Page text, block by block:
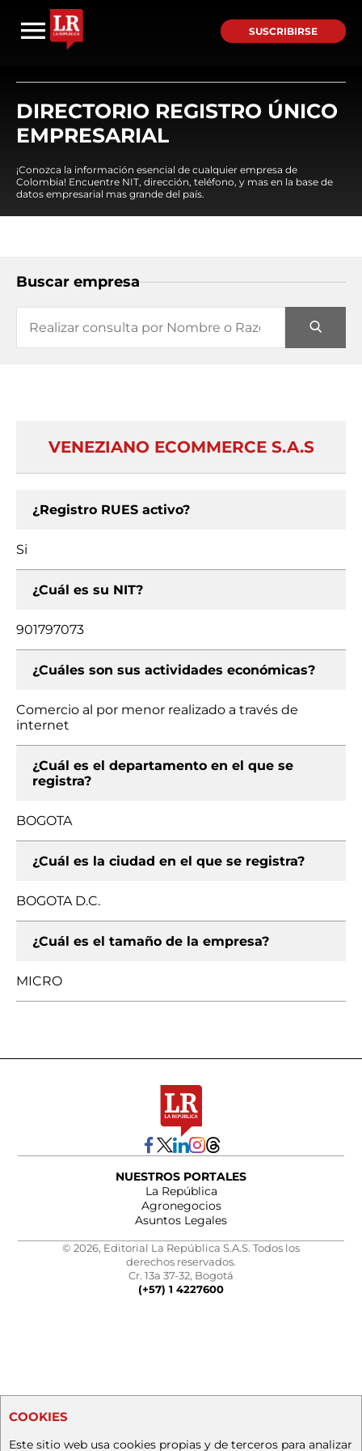
SUSCRIBIRSE
DIRECTORIO REGISTRO ÚNICO
EMPRESARIAL
¡Conozca la información esencial de cualquier empresa de
Colombia! Encuentre NIT, dirección, teléfono, y mas en la base de
datos empresarial mas grande del país.
Buscar empresa
VENEZIANO ECOMMERCE S.A.S
¿Registro RUES activo?
Si
¿Cuál es su NIT?
901797073
¿Cuáles son sus actividades económicas?
Comercio al por menor realizado a través de
internet
¿Cuál es el departamento en el que se
registra?
BOGOTA
¿Cuál es la ciudad en el que se registra?
BOGOTA D.C.
¿Cuál es el tamaño de la empresa?
MICRO
NUESTROS PORTALES
La República
Agronegocios
Asuntos Legales
© 2026, Editorial La República S.A.S. Todos los
derechos reservados.
Cr. 13a 37-32, Bogotá
(+57) 1 4227600
COOKIES
Este sitio web usa cookies propias y de terceros para analizar